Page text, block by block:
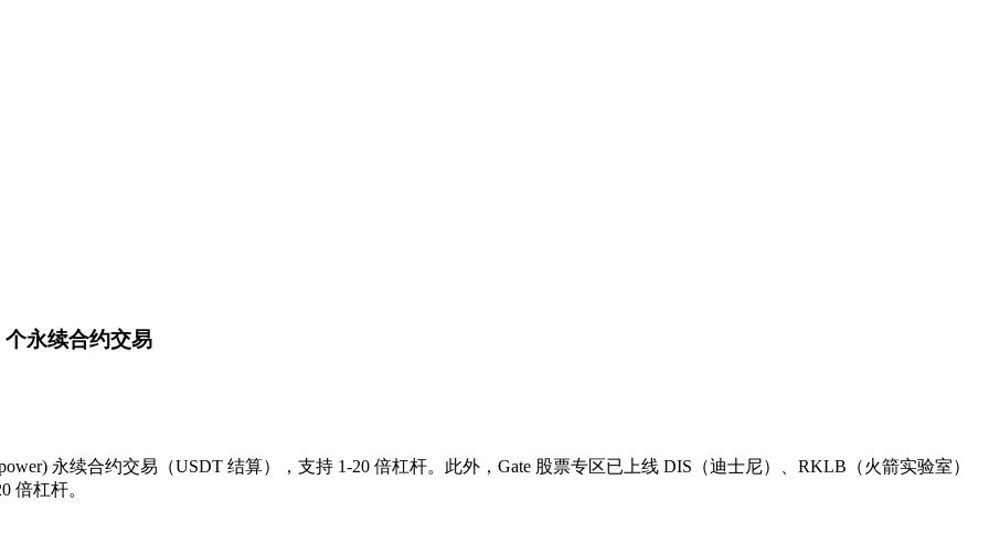
永续合约交易
永续合约交易（USDT 结算），支持 1-20 倍杠杆。此外，Gate 股票专区已上线 DIS（迪士尼）、RKLB（火箭实验室）
倍杠杆。